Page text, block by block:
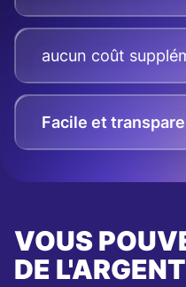
aucun coût
Facile et
VOUS
DE